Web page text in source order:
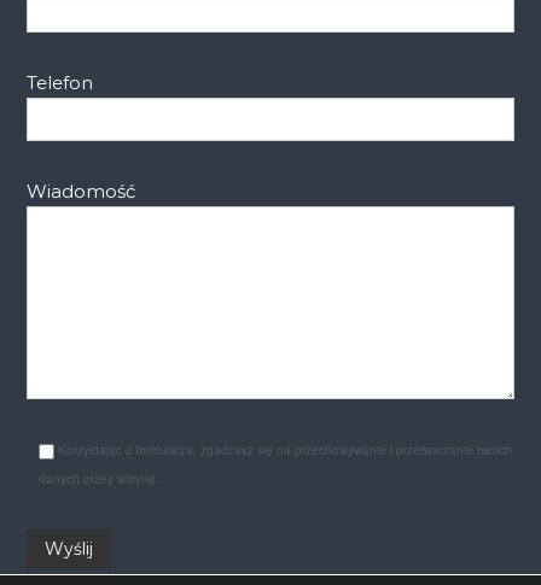
Telefon
Wiadomość
Korzystając z formularza, zgadzasz się na przechowywanie i przetwarzanie twoich
danych przez witrynę.